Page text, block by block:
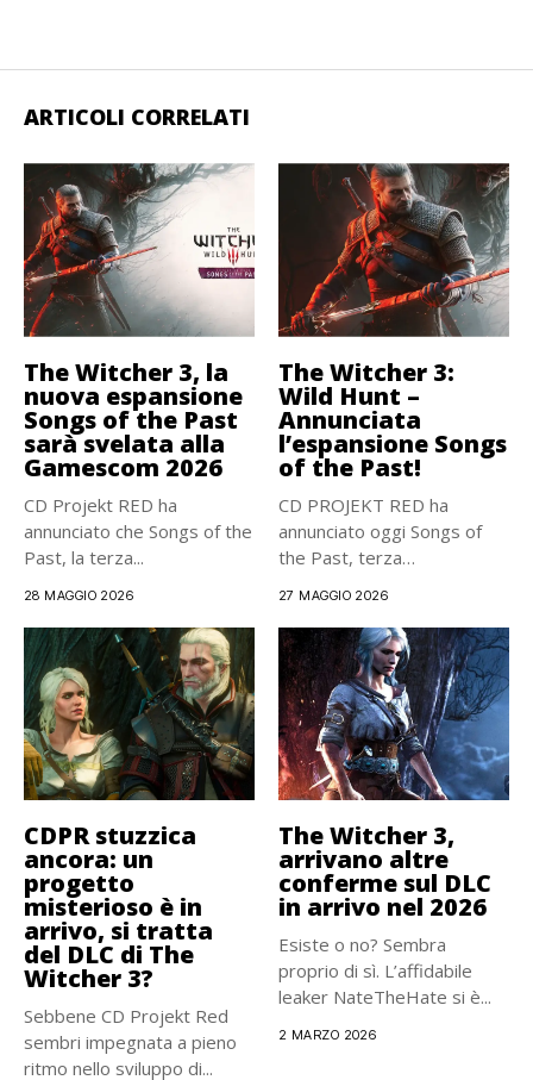
ARTICOLI CORRELATI
The Witcher 3, la
nuova espansione
Songs of the Past
sarà svelata alla
Gamescom 2026
CD Projekt RED ha
annunciato che Songs of the
Past, la terza...
28 MAGGIO 2026
The Witcher 3:
Wild Hunt –
Annunciata
l’espansione Songs
of the Past!
CD PROJEKT RED ha
annunciato oggi Songs of
the Past, terza
27 MAGGIO 2026
CDPR stuzzica
ancora: un
progetto
misterioso è in
arrivo, si tratta
del DLC di The
Witcher 3?
Sebbene CD Projekt Red
sembri impegnata a pieno
ritmo nello sviluppo di...
The Witcher 3,
arrivano altre
conferme sul DLC
in arrivo nel 2026
Esiste o no? Sembra
proprio di sì. L’affidabile
leaker NateTheHate si è...
2 MARZO 2026